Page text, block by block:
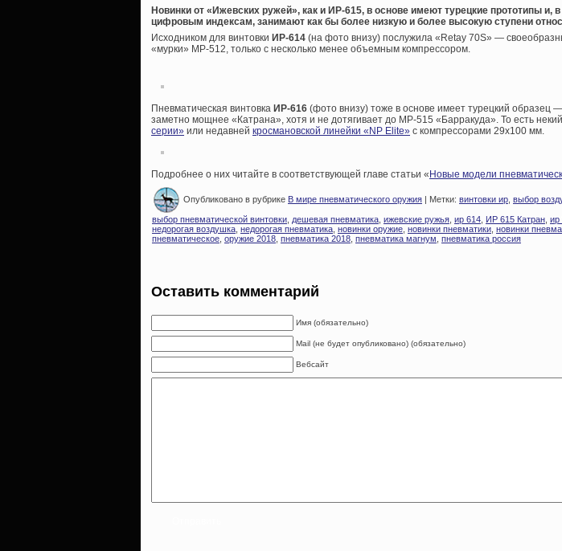
Новинки от «Ижевских ружей», как и ИР-615, в основе имеют турецкие прототипы и, в
цифровым индексам, занимают как бы более низкую и более высокую ступени
Исходником для винтовки ИР-614 (на фото внизу) послужила «Retay 70S» —
«мурки» МР-512, только с несколько менее объемным компрессором.
Пневматическая винтовка ИР-616 (фото внизу) тоже в основе имеет турецкий образец
заметно мощнее «Катрана», хотя и не дотягивает до МР-515 «Барракуда». То есть
серии» или недавней кросмановской линейки «NP Elite» с компрессорами 29х100 мм.
Подробнее о них читайте в соответствующей главе статьи «Новые модели
Опубликовано в рубрике В мире пневматического оружия | Метки: винтовки ир выбор
выбор пневматической винтовки дешевая пневматика ижевские ружья ир 614 ИР 615 Катран ир
недорогая воздушка недорогая пневматика новинки оружие новинки пневматики новинки
пневматическое оружие 2018 пневматика 2018 пневматика магнум пневматика россия
Оставить комментарий
Имя (обязательно)
Mail (не будет опубликовано) (обязательно)
Вебсайт